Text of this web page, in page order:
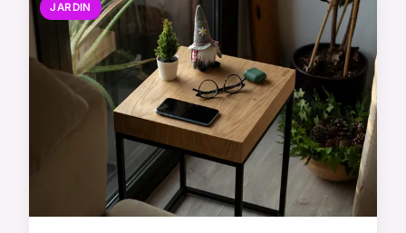
JARDIN